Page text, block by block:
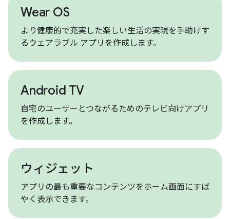
Wear OS
より健康的で充実した楽しい生活の実現を手助けす
るウェアラブル アプリを作成します。
Android TV
自宅のユーザーとつながるためのテレビ向けアプリ
を作成します。
ウィジェット
アプリの最も重要なコンテンツをホーム画面にすば
やく表示できます。